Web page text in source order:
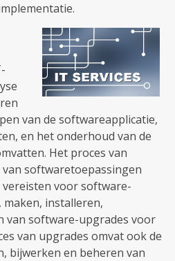
van de softwareapplicatie,
en het onderhoud van de
Het proces van
softwaretoepassingen
vereisten voor software-
installeren,
van software-upgrades voor
van upgrades omvat ook de
bijwerken en beheren van